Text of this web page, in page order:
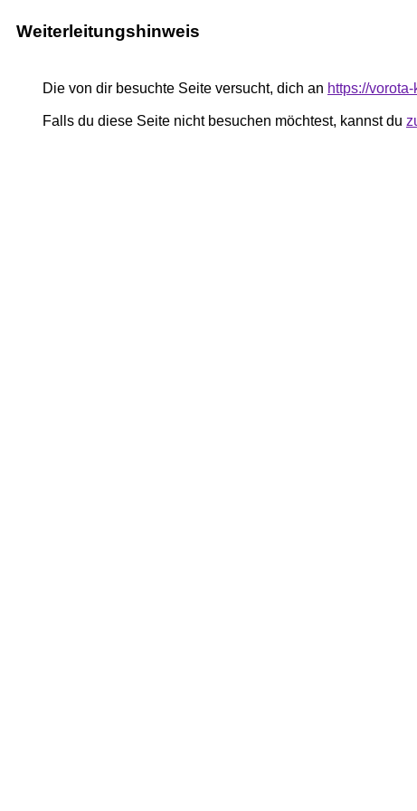
Weiterleitungshinweis
Die von dir besuchte Seite versucht, dich an https://
Falls du diese Seite nicht besuchen möchtest, kannst du